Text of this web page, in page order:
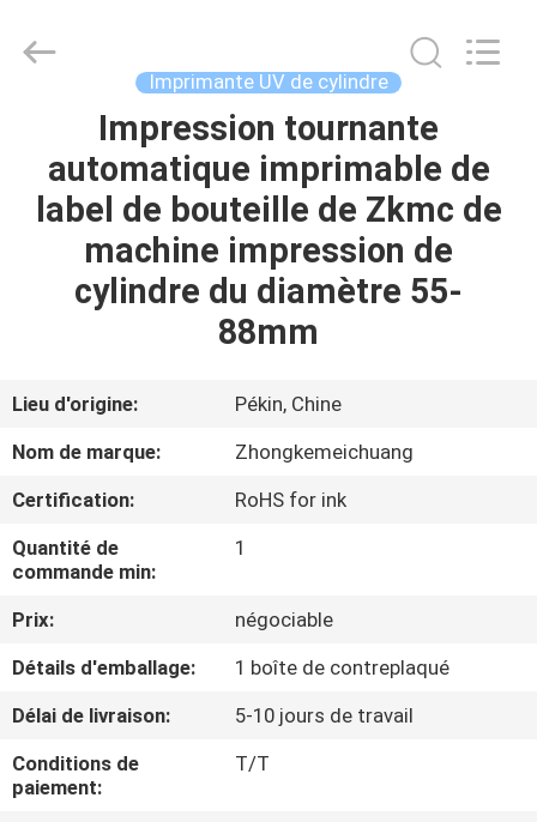
MAISON
PRODUITS
SUJET
NOUS
D'USINE
DE
QUALITÉ
CONTACTEZ-
NOUS
And
Technology
Imprimante UV de cylindre
Impression tournante
automatique imprimable de
label de bouteille de Zkmc de
machine impression de
cylindre du diamètre 55-
88mm
Lieu d'origine:
Pékin, Chine
Nom de marque:
Zhongkemeichuang
Certification:
RoHS for ink
Quantité de
commande min:
1
Prix:
négociable
Détails d'emballage:
1 boîte de contreplaqué
Délai de livraison:
5-10 jours de travail
Conditions de
paiement:
T/T